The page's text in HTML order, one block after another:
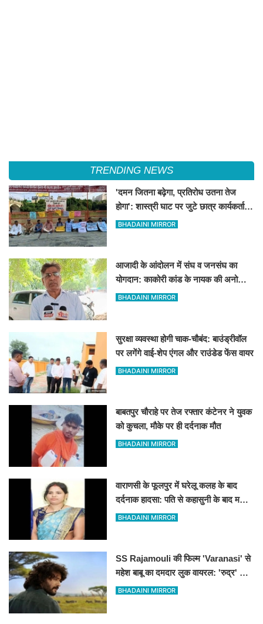
TRENDING NEWS
'दमन जितना बढ़ेगा, प्रतिरोध उतना तेज
होगा': शास्त्री घाट पर जुटे छात्र कार्यकर्ताओं
की केंद्र को ललकार
BHADAINI MIRROR
आजादी के आंदोलन में संघ व जनसंघ का
योगदान: काकोरी कांड के नायक की अनोखी
दास्तां
BHADAINI MIRROR
सुरक्षा व्यवस्था होगी चाक-चौबंद: बाउंड्रीवॉल
पर लगेंगे वाई-शेप एंगल और राउंडेड फेंस वायर
BHADAINI MIRROR
बाबतपुर चौराहे पर तेज रफ्तार कंटेनर ने युवक
को कुचला, मौके पर ही दर्दनाक मौत
BHADAINI MIRROR
वाराणसी के फूलपुर में घरेलू कलह के बाद
दर्दनाक हादसा: पति से कहासुनी के बाद महिला
ने लगाई फांसी
BHADAINI MIRROR
SS Rajamouli की फिल्म 'Varanasi' से
महेश बाबू का दमदार लुक वायरल: 'रुद्र' के
किरदार में अफ्रीका के जंगलों में दिखे साउथ
BHADAINI MIRROR